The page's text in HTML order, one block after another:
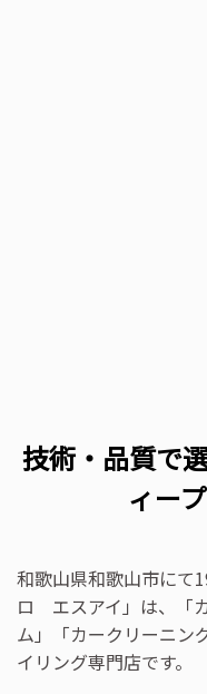
技術・品質で
ィー
和歌山県和歌山市にて
ロ エスアイ」は、「
ム」「カークリーニン
イリング専門店です。